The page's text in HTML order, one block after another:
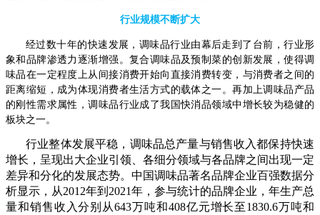
行业规模不断扩大
经过数十年的快速发展，调味品行业由幕后走到了台前，行业形
象和品牌渗透力逐渐增强。复合调味品及预制菜的创新发展，使得调
味品在一定程度上从间接消费开始向直接消费转变，与消费者之间的
距离缩短，成为体现消费者生活方式的载体之一。再加上调味品产品
的刚性需求属性，调味品行业成了我国快消品领域中增长较为稳健的
板块之一。
行业整体发展平稳，调味品总产量与销售收入都保持快速
增长，呈现出大企业引领、各细分领域与各品牌之间出现一定
差异和分化的发展态势。中国调味品著名品牌企业百强数据分
析显示，从2012年到2021年，参与统计的品牌企业，年生产总
量和销售收入分别从643万吨和408亿元增长至1830.6万吨和